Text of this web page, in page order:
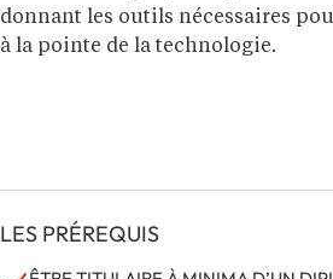
donnant les outils nécessaires
à la pointe de la technologie.
LES PRÉREQUIS